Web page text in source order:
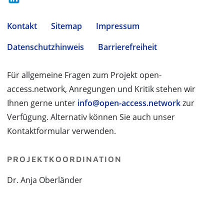
Kontakt Sitemap
Impressum
Datenschutzhinweis
Barrierefreiheit
Für allgemeine Fragen zum Projekt open-
access.network, Anregungen und Kritik stehen wir
Ihnen gerne unter info@open-access.networkzur
Verfügung. Alternativ können Sie auch unser
Kontaktformular verwenden.
PROJEKTKOORDINATION
Dr. Anja Oberländer